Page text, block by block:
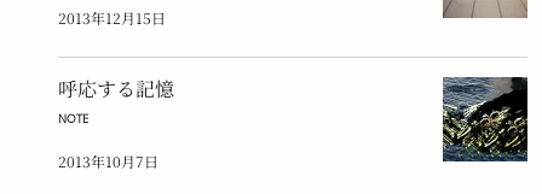
2013年12月15日
呼応する記憶
NOTE
2013年10月7日